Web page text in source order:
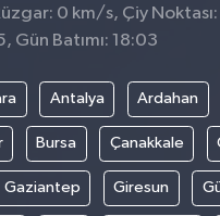
0 km/s, Çiy Noktası:
Gün Batımı: 18:03
Antalya Ardahan
Bursa Çanakkale
Gaziantep Giresun